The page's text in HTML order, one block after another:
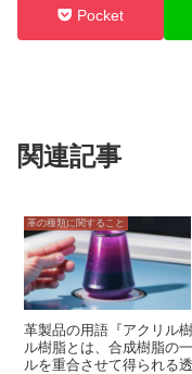
Pocket
関連記事
革の種類に関すること
革製品の用語『アクリル樹脂』について -
ル樹脂とは、合成樹脂の
ルを重合させて得られる